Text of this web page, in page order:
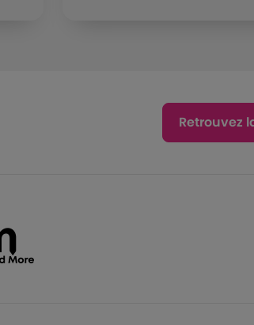
Retrouvez